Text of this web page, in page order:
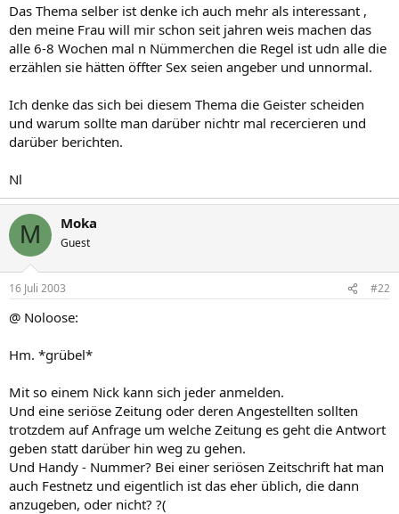
Das Thema selber ist denke ich auch mehr als interessant ,
den meine Frau will mir schon seit jahren weis machen das
alle 6-8 Wochen mal n Nümmerchen die Regel ist udn alle die
erzählen sie hätten öffter Sex seien angeber und unnormal.
Ich denke das sich bei diesem Thema die Geister scheiden
und warum sollte man darüber nichtr mal recercieren und
darüber berichten.
Nl
M Moka
Guest
16 Juli 2003 #22
@ Noloose:
Hm. *grübel*
Mit so einem Nick kann sich jeder anmelden.
Und eine seriöse Zeitung oder deren Angestellten sollten
trotzdem auf Anfrage um welche Zeitung es geht die Antwort
geben statt darüber hin weg zu gehen.
Und Handy - Nummer? Bei einer seriösen Zeitschrift hat man
auch Festnetz und eigentlich ist das eher üblich, die dann
anzugeben, oder nicht? ?(